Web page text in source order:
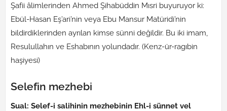
Şafii âlimlerinden Ahmed Şihabüddin Mısri buyuruyor ki:
Ebül-Hasan Eş’ari’nin veya Ebu Mansur Matüridi’nin
bildirdiklerinden ayrılan kimse sünni değildir. Bu iki imam,
Resulullahın ve Eshabının yolundadır. (Kenz-ür-ragıbin
haşiyesi)
Selefin mezhebi
Sual: Selef-i salihinin mezhebinin Ehl-i sünnet vel